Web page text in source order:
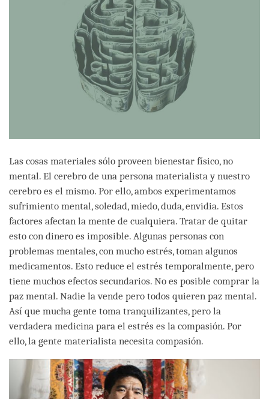
Las cosas materiales sólo proveen bienestar físico, no
mental. El cerebro de una persona materialista y nuestro
cerebro es el mismo. Por ello, ambos experimentamos
sufrimiento mental, soledad, miedo, duda, envidia. Estos
factores afectan la mente de cualquiera. Tratar de quitar
esto con dinero es imposible. Algunas personas con
problemas mentales, con mucho estrés, toman algunos
medicamentos. Esto reduce el estrés temporalmente, pero
tiene muchos efectos secundarios. No es posible comprar la
paz mental. Nadie la vende pero todos quieren paz mental.
Así que mucha gente toma tranquilizantes, pero la
verdadera medicina para el estrés es la compasión. Por
ello, la gente materialista necesita compasión.